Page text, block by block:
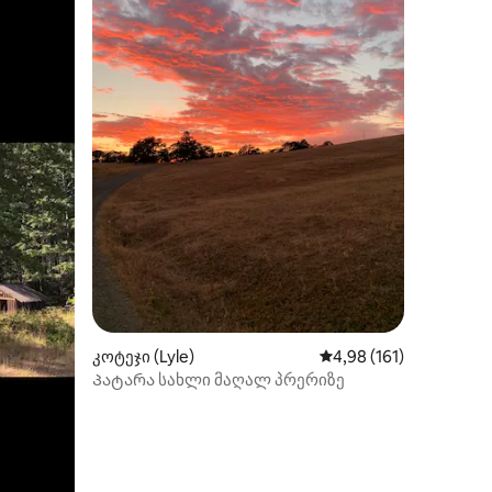
კოტეჯი (Lyle) საშუალო შეფასებაა
4,98 (161)
Პატარა სახლი მაღალ პრერიზე